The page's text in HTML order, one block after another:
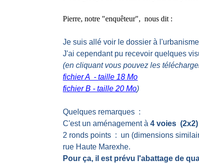
Pierre, notre "enquêteur", nous dit :
Je suis allé voir le dossier à
J'ai cependant pu recevoir quelques
(en cliquant vous pouvez les
fichier A - taille 18 Mo
fichier B - taille 20 Mo)
Quelques remarques :
C'est un aménagement à4 voies
2 ronds points : un (dimensions
rue Haute Marexhe.
Pour ça, il est prévu l'abattage de